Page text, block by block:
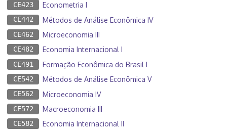
CE423 Econometria I
CE442 Métodos de Análise Econômica IV
CE462 Microeconomia III
CE482 Economia Internacional I
CE491 Formação Econômica do Brasil I
CE542 Métodos de Análise Econômica V
CE562 Microeconomia IV
CE572 Macroeconomia III
CE582 Economia Internacional II